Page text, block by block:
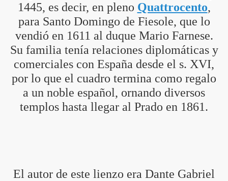
1445, es decir, en pleno Quattrocento,
para Santo Domingo de Fiesole, que lo
vendió en 1611 al duque Mario Farnese.
Su familia tenía relaciones diplomáticas y
comerciales con España desde el s. XVI,
por lo que el cuadro termina como regalo
a un noble español, ornando diversos
templos hasta llegar al Prado en 1861.
El autor de este lienzo era Dante Gabriel